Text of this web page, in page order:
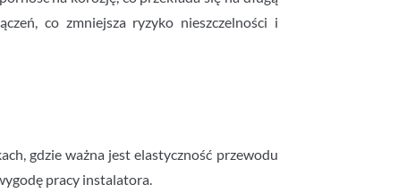
co zmniejsza ryzyko nieszczelności i
gdzie ważna jest elastyczność przewodu
pracy instalatora.